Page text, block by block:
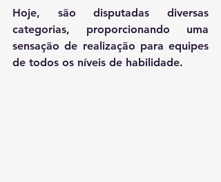
Hoje, são disputadas diversas
categorias, proporcionando uma
sensação de realização para equipes
de todos os níveis de habilidade.